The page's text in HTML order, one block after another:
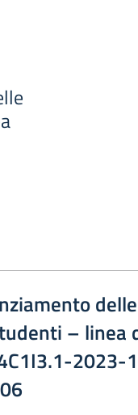
delle
– linea
2023-